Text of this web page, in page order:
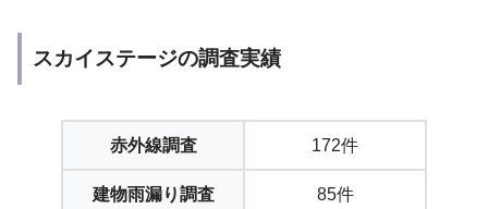
スカイステージの調査実績
赤外線調査 172件
建物雨漏り調査 85件